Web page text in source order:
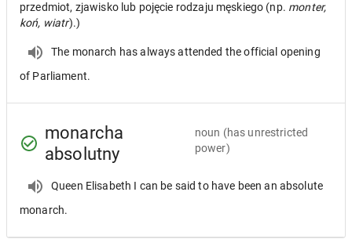
przedmiot, zjawisko lub pojęcie rodzaju męskiego (np. monter,
koń, wiatr).)
The monarch has always attended the official opening
of Parliament.
monarcha
absolutny
noun (has unrestricted
power)
Queen Elisabeth I can be said to have been an absolute
monarch.